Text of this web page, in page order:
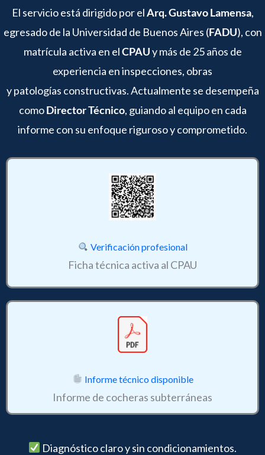
El servicio está dirigido por elArq. Gustavo Lamensa,
egresado de la Universidad de Buenos Aires (FADU), con
matrícula activa en elCPAUy más de 25 años de
experiencia en inspecciones, obras
y patologías constructivas. Actualmente se desempeña
comoDirector Técnico, guiando al equipo en cada
informe con su enfoque riguroso y comprometido.
Verificación profesional
Ficha técnica activa al CPAU
Informe técnico disponible
Informe de cocheras subterráneas
Diagnóstico claro y sin condicionamientos.